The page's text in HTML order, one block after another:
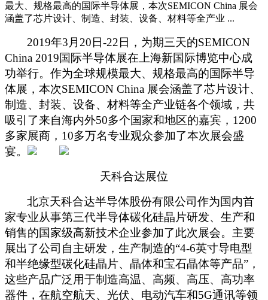
最大、规格最高的国际半导体展，本次SEMICON China 展会
涵盖了芯片设计、制造、封装、设备、材料等全产业 ...
2019年3月20 日-22 日，为期三天的SEMICON
China 2019国际半导体展在上海新国际博览中心成
功举行。 作为全球规模最大、规格最高的国际半导
体展 ，本次SEMICON China 展会涵盖了芯片设计、
制造、封装、设备、材料等全产业链各个领域，共
吸引了来自海内外50多个国家和地区的嘉宾， 1200
多家展商， 10多万名专业观众参加了本次展会盛
宴。
天科合达展位
北京天科合达半导体股份有限公司作为国内首
家专业从事第三代半导体碳化硅晶片研发、生产和
销售的国家级高新技术企业参加了此次展会。主要
展出了公司自主研发，生产制造的“4-6英寸导电型
和半绝缘型碳化硅晶片、晶体和宝石晶体等产品”，
这些产品广泛用于制造高温、高频、高压、高功率
器件，在航空航天、光伏、电动汽车和5G通讯等领